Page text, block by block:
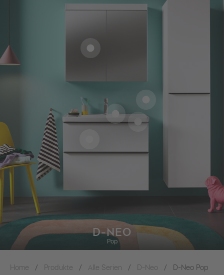
D-NEO
Pop
Home Produkte Alle Serien D-Neo D-Neo Pop